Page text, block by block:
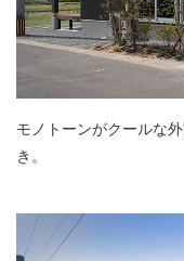
モノトーンがクールな
き。